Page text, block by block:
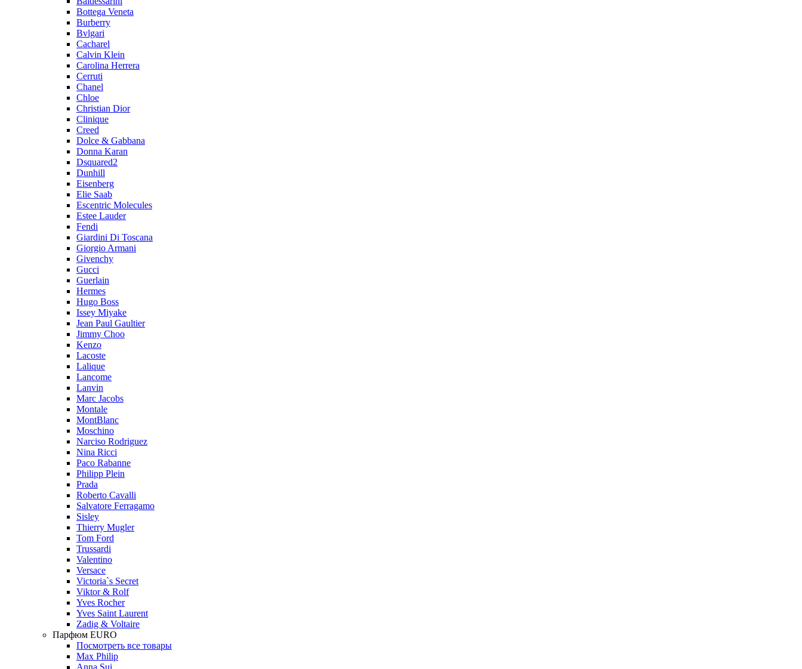
Bottega Veneta
Burberry
Bvlgari
Cacharel
Calvin Klein
Carolina Herrera
Cerruti
Chanel
Chloe
Christian Dior
Clinique
Creed
Dolce & Gabbana
Donna Karan
Dsquared2
Dunhill
Eisenberg
Elie Saab
Escentric Molecules
Estee Lauder
Fendi
Giardini Di Toscana
Giorgio Armani
Givenchy
Gucci
Guerlain
Hermes
Hugo Boss
Issey Miyake
Jean Paul Gaultier
Jimmy Choo
Kenzo
Lacoste
Lalique
Lancome
Lanvin
Marc Jacobs
Montale
MontBlanc
Moschino
Narciso Rodriguez
Nina Ricci
Paco Rabanne
Philipp Plein
Prada
Roberto Cavalli
Salvatore Ferragamo
Sisley
Thierry Mugler
Tom Ford
Trussardi
Valentino
Versace
Victoria`s Secret
Viktor & Rolf
Yves Rocher
Yves Saint Laurent
Zadig & Voltaire
Парфюм EURO
Посмотреть все товары
Max Philip
Anna Sui